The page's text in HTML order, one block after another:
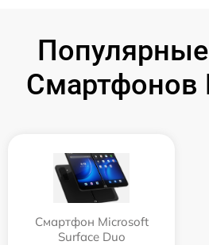
Смартфонов
Смартфон Microsoft
Surface Duo